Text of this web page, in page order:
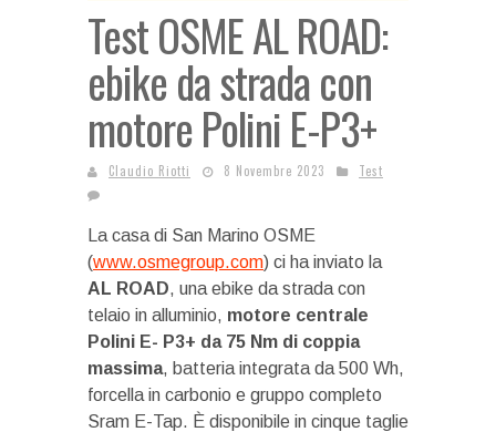
Test OSME AL ROAD:
ebike da strada con
motore Polini E-P3+
Claudio Riotti 8 Novembre 2023 Test
La casa di San Marino OSME
(www.osmegroup.com) ci ha inviato la
AL ROAD, una ebike da strada con
telaio in alluminio, motore centrale
Polini E- P3+ da 75 Nm di coppia
massima, batteria integrata da 500 Wh,
forcella in carbonio e gruppo completo
Sram E-Tap. È disponibile in cinque taglie